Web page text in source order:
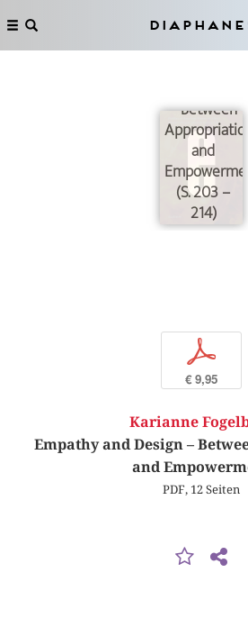
– Between
Appropriation
and
Empowerment
(S. 203 –
214)
p
€ 9,95
Karianne
Empathy and Design –
and
PDF, 12 Seiten